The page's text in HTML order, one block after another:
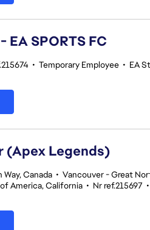
SPORTS FC
• Temporary Employee • EA
(Apex Legends)
Canada • Vancouver - Great
America, California • Nr ref.215697